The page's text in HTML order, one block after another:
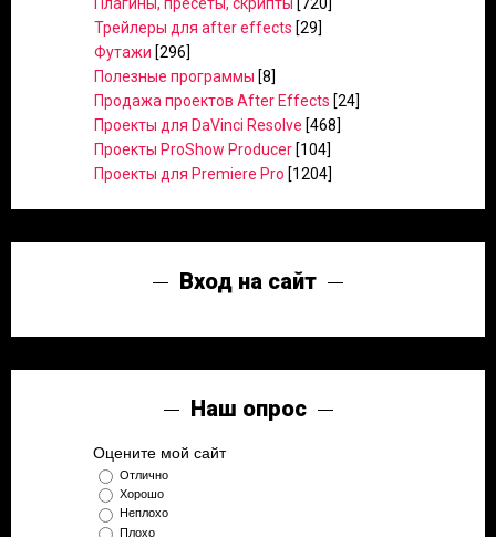
Трейлеры для after effects [29]
Футажи [296]
Полезные программы [8]
Продажа проектов After Effects [24]
Проекты для DaVinci Resolve [468]
Проекты ProShow Producer [104]
Проекты для Premiere Pro [1204]
Вход на сайт
Наш опрос
Оцените мой сайт
Отлично
Хорошо
Неплохо
Плохо